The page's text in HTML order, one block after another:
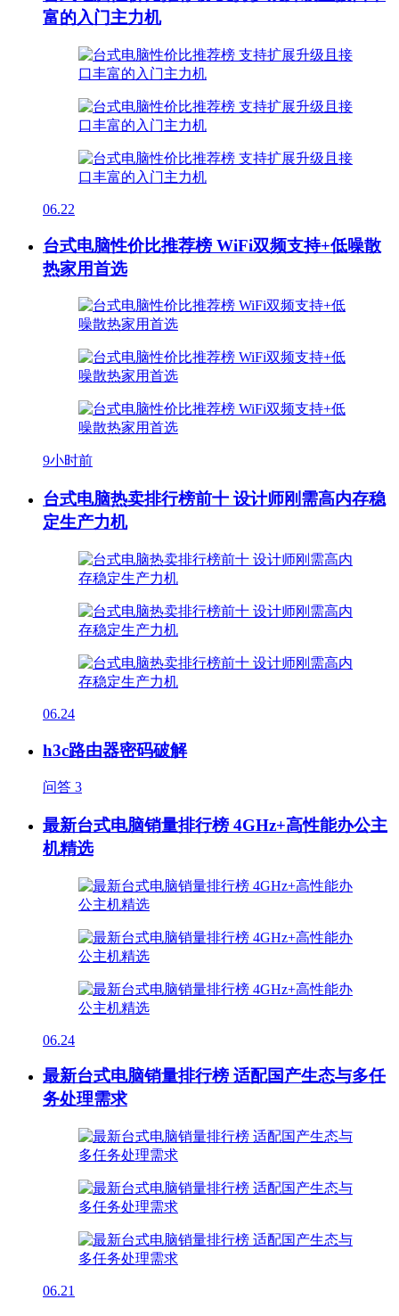
富的入门主力机
06.22
台式电脑性价比推荐榜 WiFi双频支持+低噪散
热家用首选
9小时前
台式电脑热卖排行榜前十 设计师刚需高内存稳
定生产力机
06.24
h3c路由器密码破解
问答 3
最新台式电脑销量排行榜 4GHz+高性能办公主
机精选
06.24
最新台式电脑销量排行榜 适配国产生态与多任
务处理需求
06.21